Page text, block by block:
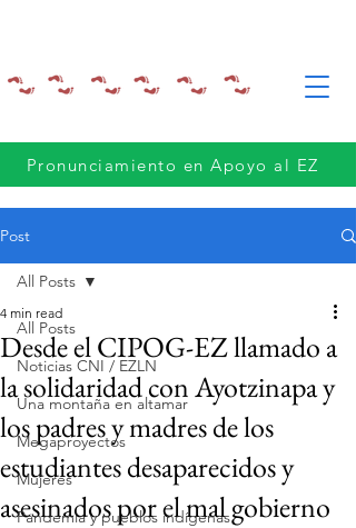
Pronunciamiento en Apoyo al EZ
Post
All Posts
Noticias CNI / EZLN
Una montaña en altamar
Megaproyectos
Mujeres
Pandemia y pueblos indígenas
All Posts
Desde el CIPOG-EZ llamado a
la solidaridad con Ayotzinapa y
los padres y madres de los
estudiantes desaparecidos y
asesinados por el mal gobierno
4 min read